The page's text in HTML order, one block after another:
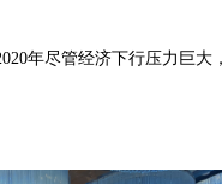
年尽管经济下行压力巨大